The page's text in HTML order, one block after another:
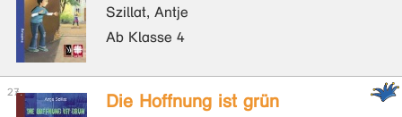
Szillat, Antje
Ab Klasse 4
Die Hoffnung ist grün